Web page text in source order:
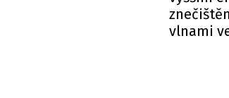
vlnami